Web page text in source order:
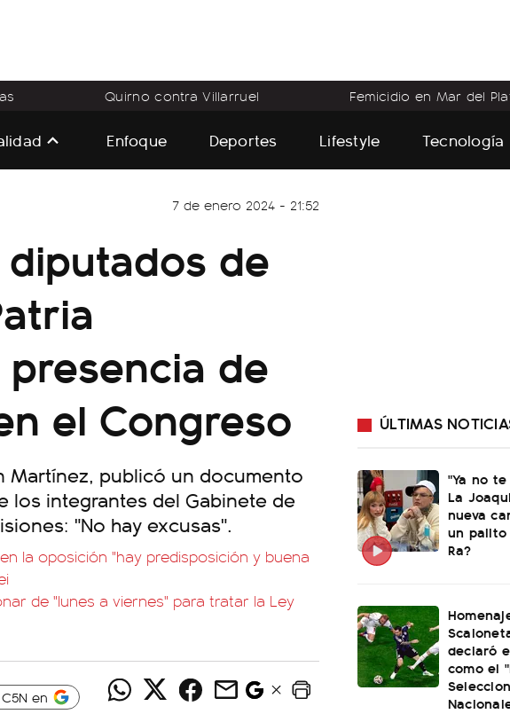
Quirno contra Villarruel Femicidio en Mar del
Enfoque Deportes Lifestyle Tecnología
7 de enero 2024 - 21:52
de
de
el Congreso
Martínez, publicó un documento
los integrantes del Gabinete de
"No hay excusas".
la oposición "hay predisposición y buena
de "lunes a viernes" para tratar la Ley
en
ÚLTIMAS
"Ya no
La
nueva
un palito
Ra?
declaró
como el